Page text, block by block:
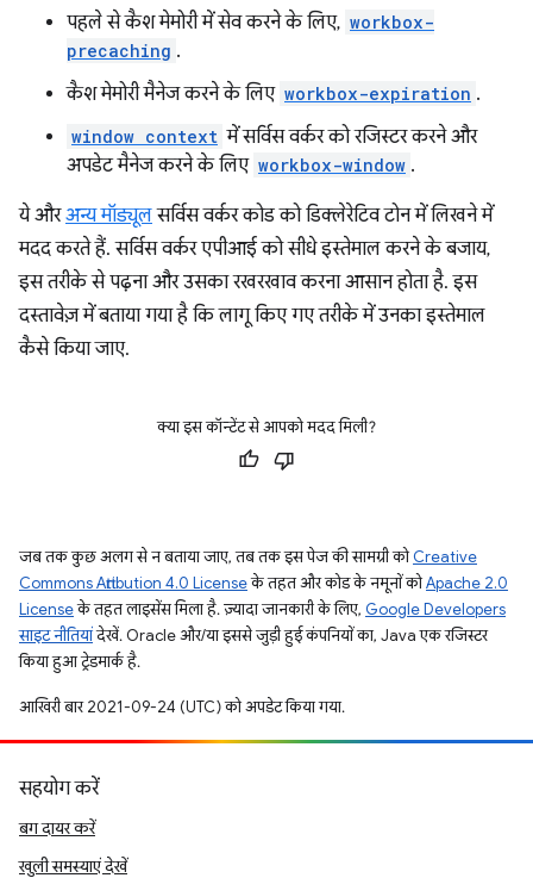
पहले से कैश मेमोरी में सेव करने के लिए, workbox-
precaching .
कैश मेमोरी मैनेज करने के लिए workbox-expiration .
window context में सर्विस वर्कर को रजिस्टर करने और
अपडेट मैनेज करने के लिए workbox-window .
ये औरअन्य मॉड्यूलसर्विस वर्कर कोड को डिक्लेरेटिव टोन में लिखने में
मदद करते हैं. सर्विस वर्कर एपीआई को सीधे इस्तेमाल करने के बजाय,
इस तरीके से पढ़ना और उसका रखरखाव करना आसान होता है. इस
दस्तावेज़ में बताया गया है कि लागू किए गए तरीके में उनका इस्तेमाल
कैसे किया जाए.
क्या इस कॉन्टेंट से आपको मदद मिली?
जब तक कुछ अलग से न बताया जाए, तब तक इस पेज की सामग्री कोCreative
Commons Attribution 4.0 Licenseके तहत और कोड के नमूनों कोApache 2.0
Licenseके तहत लाइसेंस मिला है. ज़्यादा जानकारी के लिए, Google Developers
साइट नीतियांदेखें. Oracle और/या इससे जुड़ी हुई कंपनियों का, Java एक रजिस्टर
किया हुआ ट्रेडमार्क है.
आखिरी बार 2021-09-24 (UTC) को अपडेट किया गया.
सहयोग करें
बग दायर करें
खुली समस्याएं देखें